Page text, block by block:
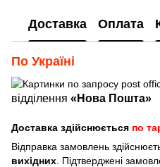
Доставка Оплата
По Україні
відділення «Нова Пошта»
Доставка здійснюється по
Відправка замовлень
вихідних . Підтверджені